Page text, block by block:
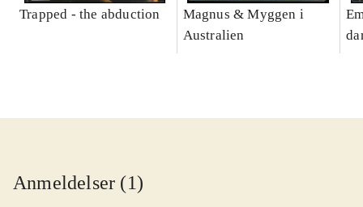
Trapped - the abduction
Magnus & Myggen i
Australien
Anmeldelser (1)